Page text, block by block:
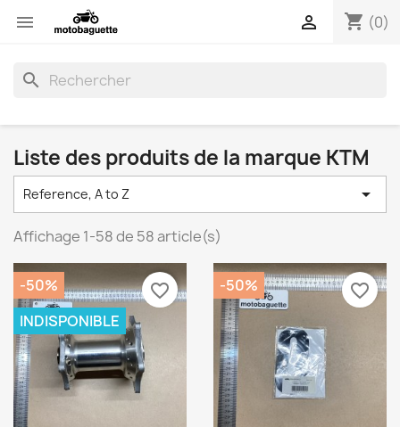
 shopping_cart (0)

search
Liste des produits de la marque KTM
Reference, A to Z 
Affichage 1-58 de 58 article(s)
-50%
INDISPONIBLE
favorite_border -50% favorite_border